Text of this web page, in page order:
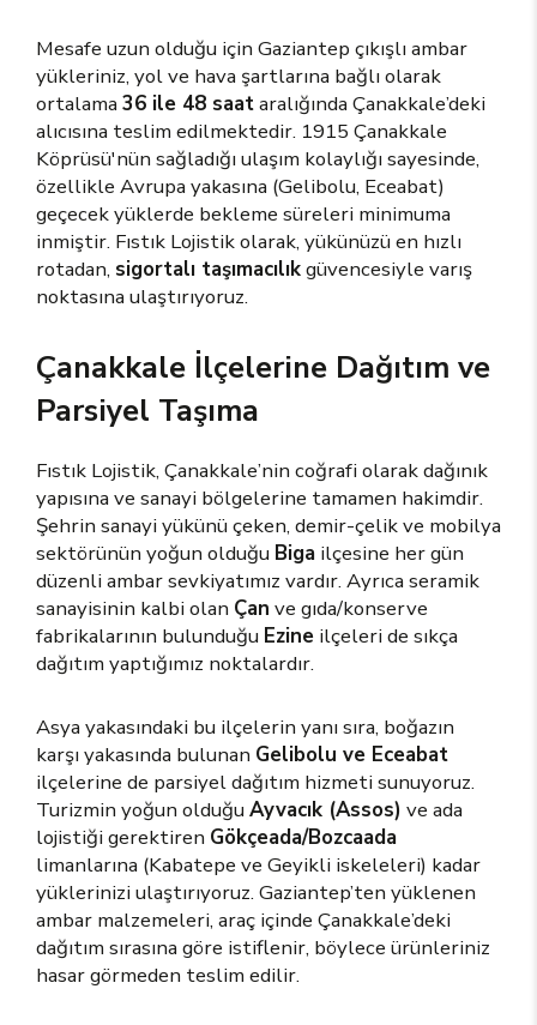
Mesafe uzun olduğu için Gaziantep çıkışlı ambar
yükleriniz, yol ve hava şartlarına bağlı olarak
ortalama 36 ile 48 saataralığında Çanakkale’deki
alıcısına teslim edilmektedir. 1915 Çanakkale
Köprüsü'nün sağladığı ulaşım kolaylığı sayesinde,
özellikle Avrupa yakasına (Gelibolu, Eceabat)
geçecek yüklerde bekleme süreleri minimuma
inmiştir. Fıstık Lojistik olarak, yükünüzü en hızlı
rotadan, sigortalı taşımacılıkgüvencesiyle varış
noktasına ulaştırıyoruz.
Çanakkale İlçelerine Dağıtım ve
Parsiyel Taşıma
Fıstık Lojistik, Çanakkale’nin coğrafi olarak dağınık
yapısına ve sanayi bölgelerine tamamen hakimdir.
Şehrin sanayi yükünü çeken, demir-çelik ve mobilya
sektörünün yoğun olduğu Biga ilçesine her gün
düzenli ambar sevkiyatımız vardır. Ayrıca seramik
sanayisinin kalbi olan Çan ve gıda/konserve
fabrikalarının bulunduğu Ezine ilçeleri de sıkça
dağıtım yaptığımız noktalardır.
Asya yakasındaki bu ilçelerin yanı sıra, boğazın
karşı yakasında bulunan Gelibolu ve Eceabat
ilçelerine de parsiyel dağıtım hizmeti sunuyoruz.
Turizmin yoğun olduğu Ayvacık (Assos) ve ada
lojistiği gerektiren Gökçeada/Bozcaada
limanlarına (Kabatepe ve Geyikli iskeleleri) kadar
yüklerinizi ulaştırıyoruz. Gaziantep’ten yüklenen
ambar malzemeleri, araç içinde Çanakkale’deki
dağıtım sırasına göre istiflenir, böylece ürünleriniz
hasar görmeden teslim edilir.